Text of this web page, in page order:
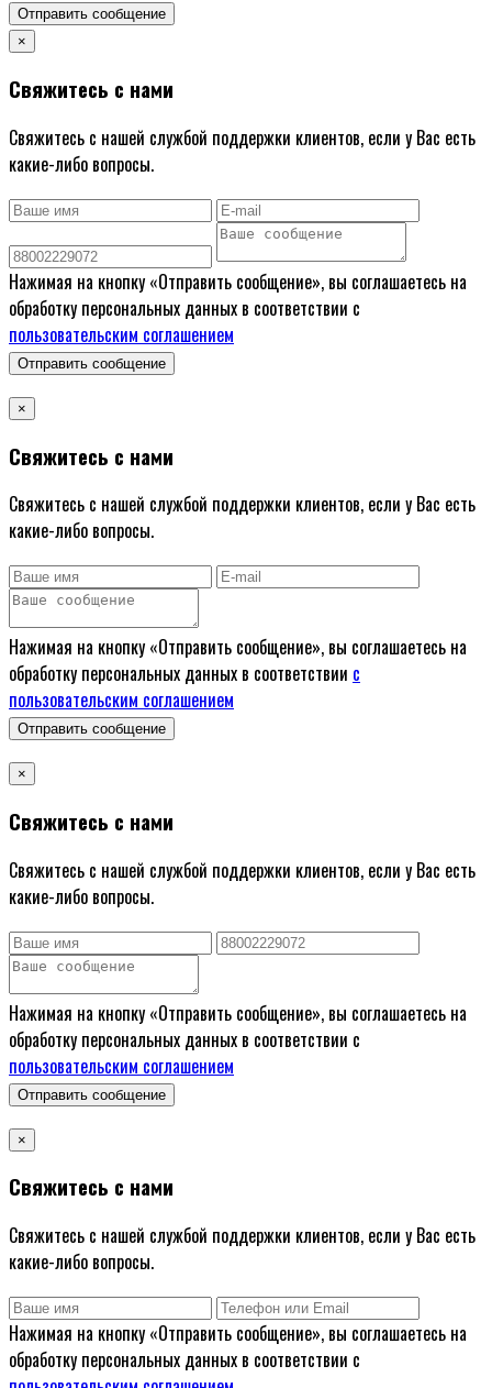
Отправить сообщение
×
Свяжитесь с нами
Свяжитесь с нашей службой поддержки клиентов, если у Вас есть
какие-либо вопросы.
Нажимая на кнопку «Отправить сообщение», вы соглашаетесь на
обработку персональных данных в соответствии с
пользовательским соглашением
Отправить сообщение
×
Свяжитесь с нами
Свяжитесь с нашей службой поддержки клиентов, если у Вас есть
какие-либо вопросы.
Нажимая на кнопку «Отправить сообщение», вы соглашаетесь на
обработку персональных данных в соответствии с
пользовательским соглашением
Отправить сообщение
×
Свяжитесь с нами
Свяжитесь с нашей службой поддержки клиентов, если у Вас есть
какие-либо вопросы.
Нажимая на кнопку «Отправить сообщение», вы соглашаетесь на
обработку персональных данных в соответствии с
пользовательским соглашением
Отправить сообщение
×
Свяжитесь с нами
Свяжитесь с нашей службой поддержки клиентов, если у Вас есть
какие-либо вопросы.
Нажимая на кнопку «Отправить сообщение», вы соглашаетесь на
обработку персональных данных в соответствии с